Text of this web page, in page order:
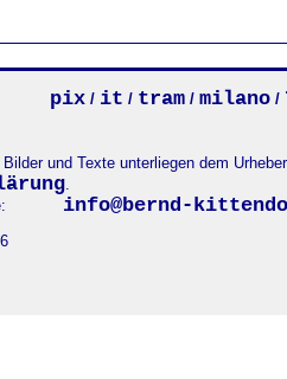
pix / it / tram / milano /
und Texte unterliegen dem
.
info@bernd-